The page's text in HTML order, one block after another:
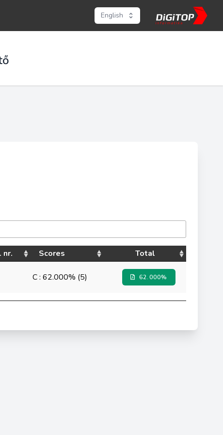
English
nr. Scores Total
C : 62.000% (5) 62.000%